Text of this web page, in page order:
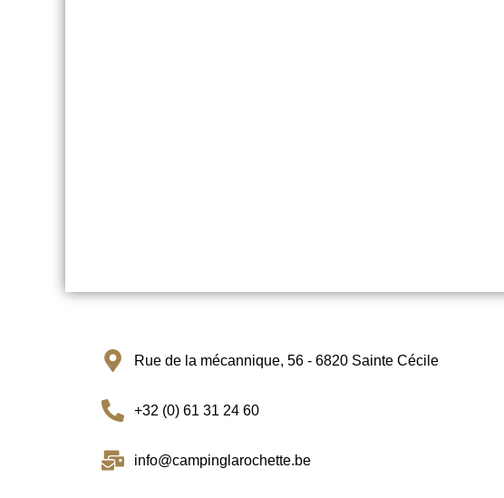
Rue de la mécannique, 56 - 6820 Sainte Cécile
+32 (0) 61 31 24 60
info@campinglarochette.be